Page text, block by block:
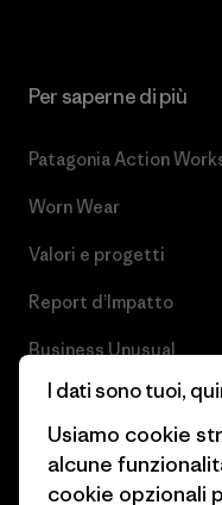
Per saperne di più
Patagonia Action
Worn Wear
Valori e progetti
Report d’Impatto
Business Unusual
Obiettivi climatici
1% For The Planet
Come finanziamo
I dati sono tuoi,
Usiamo cookie
alcune
cookie opzionali